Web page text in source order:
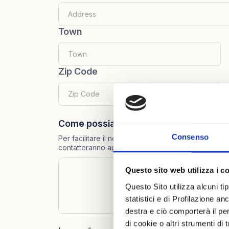
Consenso
Questo sito web utilizza i
Questo Sito utilizza alcuni
statistici e di Profilazione
destra e ciò comporterà il
di cookie o altri strumenti di
Town
Zip Code
Come possiamo aiutarti?
Per facilitare il nostro servizio di assistenza
contatteranno appena possibile. Grazie.